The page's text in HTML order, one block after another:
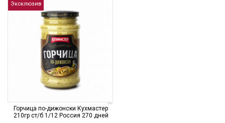
Эксклюзив
Горчица по-дижонски Кухмастер
210гр ст/б 1/12 Россия 270 дней